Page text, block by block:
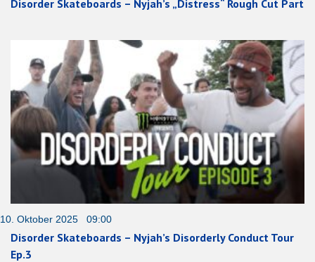
Disorder Skateboards – Nyjah’s „Distress“ Rough Cut Part
10. Oktober 2025 09:00
Disorder Skateboards – Nyjah’s Disorderly Conduct Tour
Ep.3